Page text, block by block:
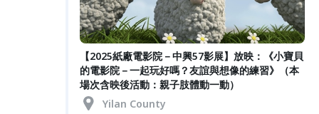
【2025紙廠電影院－中興57影展】放映：《小寶貝
的電影院－一起玩好嗎？友誼與想像的練習》（本
場次含映後活動：親子肢體動一動）
Yilan County